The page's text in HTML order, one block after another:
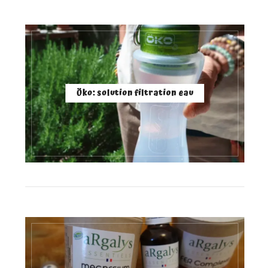
Öko: solution filtration eau